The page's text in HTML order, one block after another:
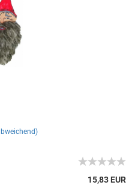
15,83 EUR